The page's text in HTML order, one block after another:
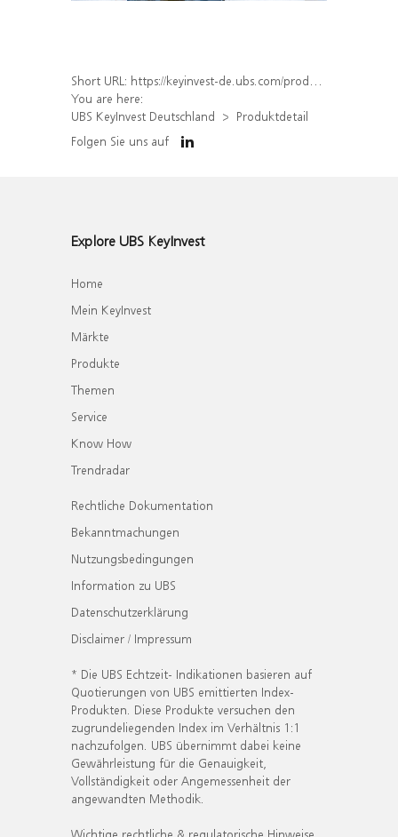
Short URL: https://keyinvest-de.ubs.com/produkt/detail/index/isin/DE000WA75UZ6
You are here:
UBS KeyInvest Deutschland
Produktdetail
Folgen Sie uns auf
Explore UBS KeyInvest
Home
Mein KeyInvest
Märkte
Produkte
Themen
Service
Know How
Trendradar
Rechtliche Dokumentation
Bekanntmachungen
Nutzungsbedingungen
Information zu UBS
Datenschutzerklärung
Disclaimer / Impressum
* Die UBS Echtzeit- Indikationen basieren auf
Quotierungen von UBS emittierten Index-
Produkten. Diese Produkte versuchen den
zugrundeliegenden Index im Verhältnis 1:1
nachzufolgen. UBS übernimmt dabei keine
Gewährleistung für die Genauigkeit,
Vollständigkeit oder Angemessenheit der
angewandten Methodik.